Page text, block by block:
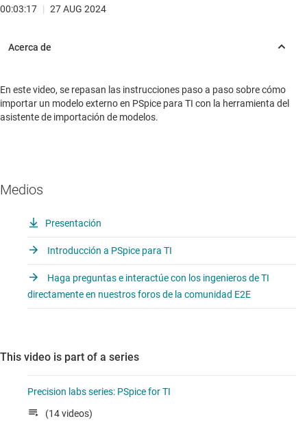
00:03:17 | 27 AUG 2024
En este video, se repasan las instrucciones paso a paso sobre cómo
importar un modelo externo en PSpice para TI con la herramienta del
asistente de importación de modelos.
Medios
Presentación
Introducción a PSpice para TI
Haga preguntas e interactúe con los ingenieros de TI
directamente en nuestros foros de la comunidad E2E
This video is part of a series
Precision labs series: PSpice for TI
(14 videos)